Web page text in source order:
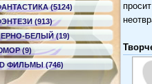
(5124)
(913)
БЕЛЫЙ (19)
(9)
ФИЛЬМЫ (746)